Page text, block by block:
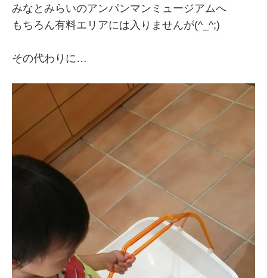
みなとみらいのアンパンマンミュージアムへ
もちろん有料エリアには入りませんが(^_^;)
その代わりに…